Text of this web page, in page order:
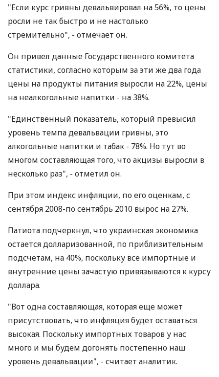
"Если курс гривны девальвировал на 56%, то цены
росли не так быстро и не настолько
стремительно", - отмечает он.
Он привел данные Государственного комитета
статистики, согласно которым за эти же два года
цены на продукты питания выросли на 22%, цены
на неалкогольные напитки - на 38%.
"Единственный показатель, который превысил
уровень темпа девальвации гривны, это
алкогольные напитки и табак - 78%. Но тут во
многом составляющая того, что акцизы выросли в
несколько раз", - отметил он.
При этом индекс инфляции, по его оценкам, с
сентября 2008-по сентябрь 2010 вырос на 27%.
Патиота подчеркнул, что украинская экономика
остается долларизованной, по приблизительным
подсчетам, на 40%, поскольку все импортные и
внутренние цены зачастую привязываются к курсу
доллара.
"Вот одна составляющая, которая еще может
присутствовать, что инфляция будет оставаться
высокая. Поскольку импортных товаров у нас
много и мы будем догонять постепенно наш
уровень девальвации", - считает аналитик.